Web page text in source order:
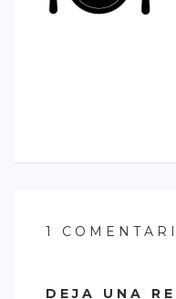
1
DEJA UNA